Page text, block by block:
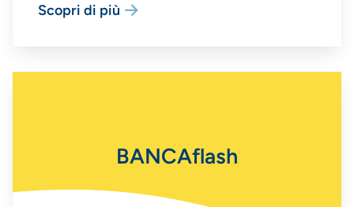
Scopri di più
BANCAflash